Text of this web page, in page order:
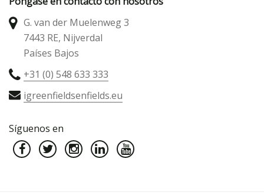
G. van der Muelenweg 3
7443 RE, Nijverdal
Países Bajos
+31 (0) 548 633 333
igreenfieldsenfields.eu
Síguenos en